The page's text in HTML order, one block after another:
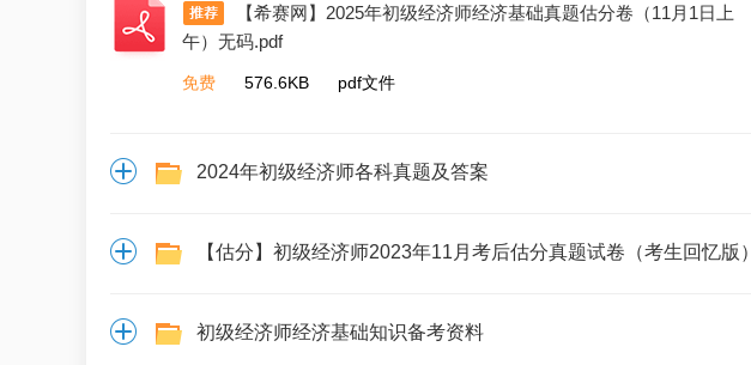
【希赛网】2025年初级经济师经济基础真题估分卷（11月1日上
午）无码.pdf
免费 576.6KB pdf文件
2024年初级经济师各科真题及答案
【估分】初级经济师2023年11月考后估分真题试卷（考生回忆版）
初级经济师经济基础知识备考资料